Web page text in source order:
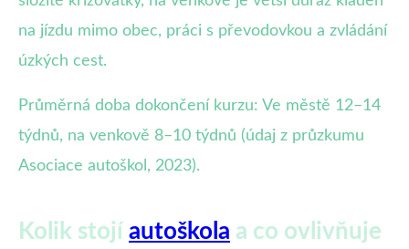
na jízdu mimo obec, práci s převodovkou a zvládání
úzkých cest.
Průměrná doba dokončení kurzu: Ve městě 12–14
týdnů, na venkově 8–10 týdnů (údaj z průzkumu
Asociace autoškol, 2023).
Kolik stojí autoškola a co ovlivňuje